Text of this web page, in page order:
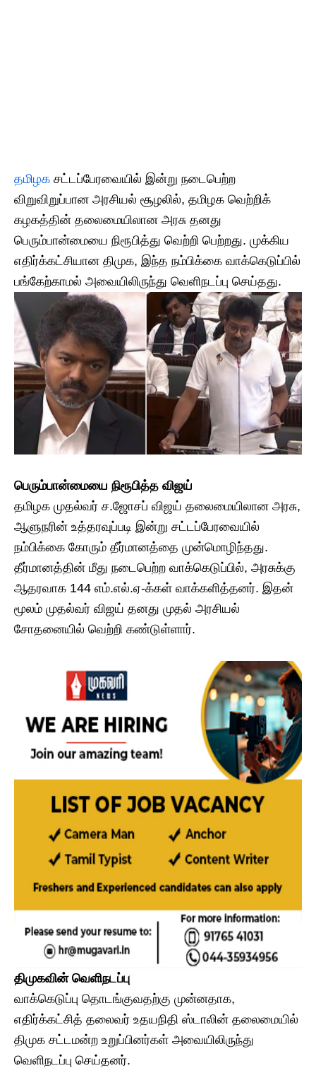
தமிழக சட்டப்பேரவையில் இன்று நடைபெற்ற
விறுவிறுப்பான அரசியல் சூழலில், தமிழக வெற்றிக்
கழகத்தின் தலைமையிலான அரசு தனது
பெரும்பான்மையை நிரூபித்து வெற்றி பெற்றது. முக்கிய
எதிர்க்கட்சியான திமுக, இந்த நம்பிக்கை வாக்கெடுப்பில்
பங்கேற்காமல் அவையிலிருந்து வெளிநடப்பு செய்தது.
பெரும்பான்மையை நிரூபித்த விஜய்
தமிழக முதல்வர் ச.ஜோசப் விஜய் தலைமையிலான அரசு,
ஆளுநரின் உத்தரவுப்படி இன்று சட்டப்பேரவையில்
நம்பிக்கை கோரும் தீர்மானத்தை முன்மொழிந்தது.
தீர்மானத்தின் மீது நடைபெற்ற வாக்கெடுப்பில், அரசுக்கு
ஆதரவாக 144 எம்.எல்.ஏ-க்கள் வாக்களித்தனர். இதன்
மூலம் முதல்வர் விஜய் தனது முதல் அரசியல்
சோதனையில் வெற்றி கண்டுள்ளார்.
திமுகவின் வெளிநடப்பு
வாக்கெடுப்பு தொடங்குவதற்கு முன்னதாக,
எதிர்க்கட்சித் தலைவர் உதயநிதி ஸ்டாலின் தலைமையில்
திமுக சட்டமன்ற உறுப்பினர்கள் அவையிலிருந்து
வெளிநடப்பு செய்தனர்.